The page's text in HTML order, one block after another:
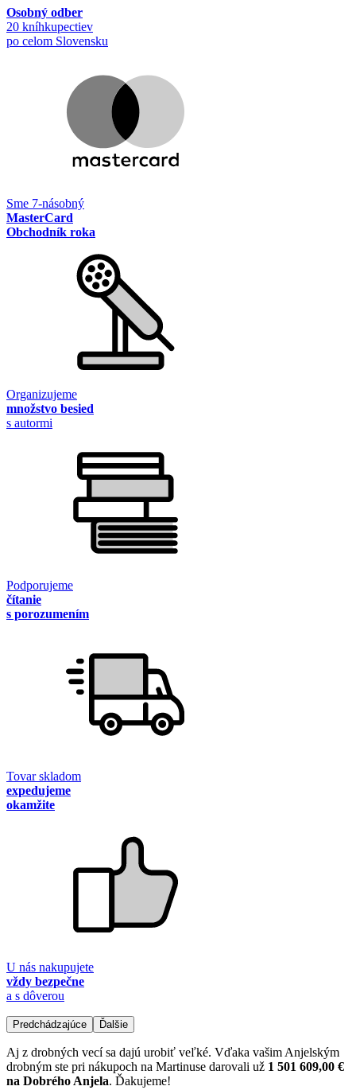
Osobný odber
20 kníhkupectiev
po celom Slovensku
Sme 7-násobný
MasterCard
Obchodník roka
Organizujeme
množstvo besied
s autormi
Podporujeme
čítanie
s porozumením
Tovar skladom
expedujeme
okamžite
U nás nakupujete
vždy bezpečne
a s dôverou
Predchádzajúce Ďalšie
Aj z drobných vecí sa dajú urobiť veľké. Vďaka vašim Anjelským
drobným ste pri nákupoch na Martinuse darovali už 1 501 609,00 €
na Dobrého Anjela. Ďakujeme!